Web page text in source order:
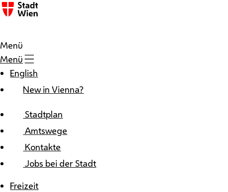
Zum Inhalt
Menü
Menü
English
New in Vienna?
Stadtplan
Amtswege
Kontakte
Jobs bei der Stadt
Freizeit